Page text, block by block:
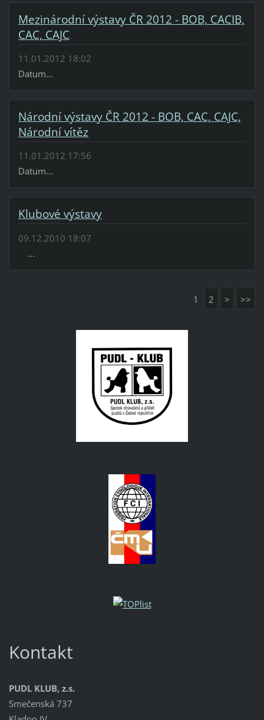
Mezinárodní výstavy ČR 2012 - BOB, CACIB,
CAC, CAJC
11.01.2012 18:02
Datum...
Národní výstavy ČR 2012 - BOB, CAC, CAJC,
Národní vítěz
11.01.2012 17:56
Datum...
Klubové výstavy
09.12.2010 18:07
...
1 2 > >>
Kontakt
PUDL KLUB, z.s.
Smečenská 737